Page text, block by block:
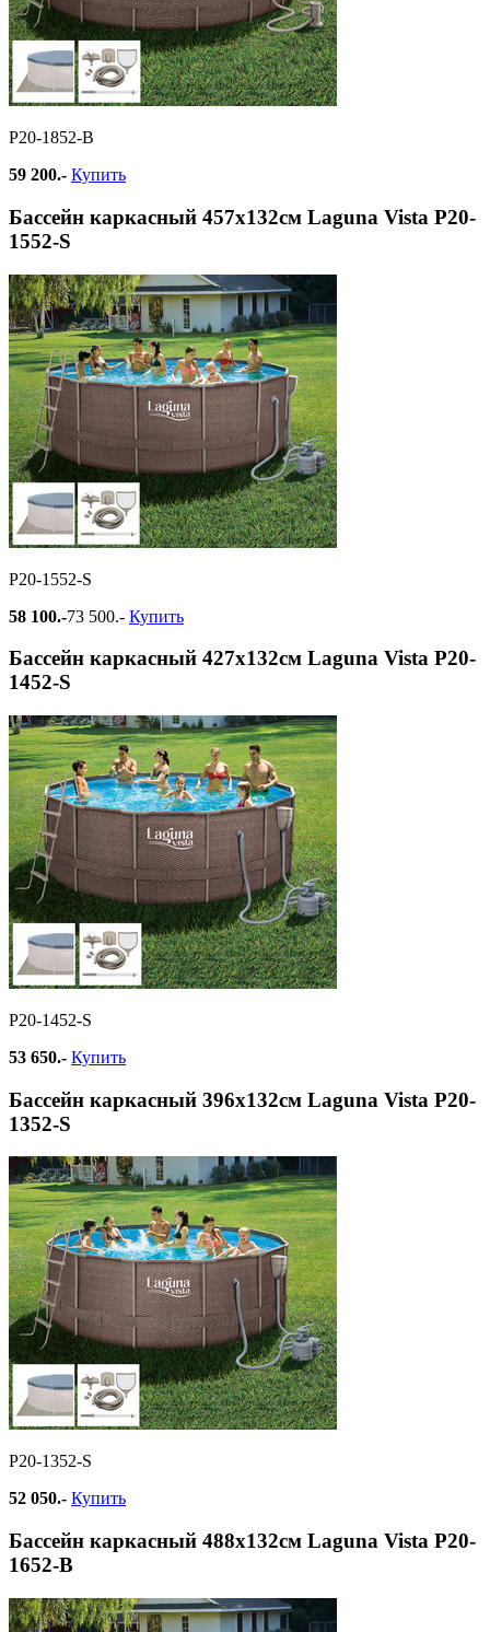
Р20-1852-B
59 200.- Купить
Бассейн каркасный 457х132см Laguna Vista Р20-
1552-S
Р20-1552-S
58 100.-73 500.- Купить
Бассейн каркасный 427х132см Laguna Vista Р20-
1452-S
Р20-1452-S
53 650.- Купить
Бассейн каркасный 396х132см Laguna Vista Р20-
1352-S
Р20-1352-S
52 050.- Купить
Бассейн каркасный 488х132см Laguna Vista Р20-
1652-B